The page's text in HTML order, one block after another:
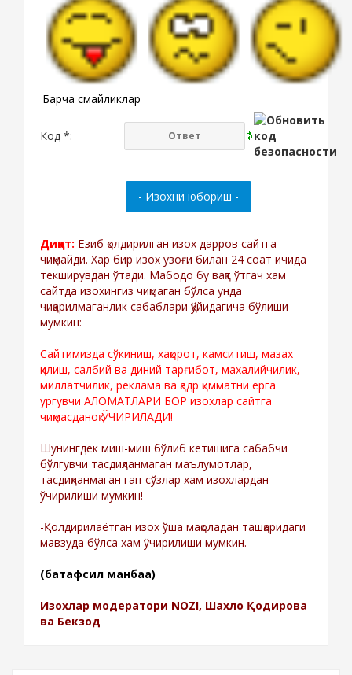
Барча смайликлар
Код *:
Диққат: Ёзиб қолдирилган изох дарров сайтга
чиқмайди. Хар бир изох узоғи билан 24 соат ичида
текширувдан ўтади. Мабодо бу вақт ўтгач хам
сайтда изохингиз чиқмаган бўлса унда
чиқарилмаганлик сабаблари қўйидагича бўлиши
мумкин:
Сайтимизда сўкиниш, хақорот, камситиш, мазах
қилиш, салбий ва диний тарғибот, махалийчилик,
миллатчилик, реклама ва қадр қимматни ерга
ургувчи АЛОМАТЛАРИ БОР изохлар сайтга
чиқмасданоқ ЎЧИРИЛАДИ!
Шунингдек миш-миш бўлиб кетишига сабабчи
бўлгувчи тасдиқланмаган маълумотлар,
тасдиқланмаган гап-сўзлар хам изохлардан
ўчирилиши мумкин!
-Қолдирилаётган изох ўша мақоладан ташқаридаги
мавзуда бўлса хам ўчирилиши мумкин.
(батафсил манбаа)
Изохлар модератори NOZI, Шахло Қодирова
ва Бекзод